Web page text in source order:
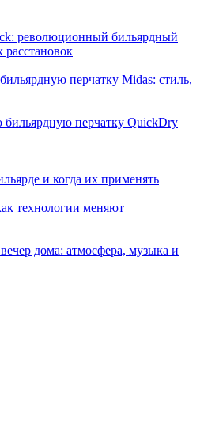
революционный бильярдный
расстановок
перчатку Midas: стиль,
бильярдную перчатку QuickDry
и когда их применять
технологии меняют
дома: атмосфера, музыка и